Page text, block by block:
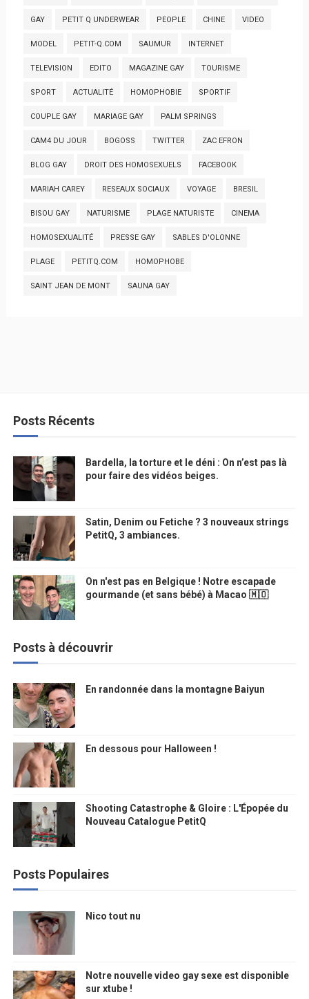
GAY PETIT Q UNDERWEAR PEOPLE CHINE VIDEO
MODEL PETIT-Q.COM SAUMUR INTERNET
TELEVISION EDITO MAGAZINE GAY TOURISME
SPORT ACTUALITÉ HOMOPHOBIE SPORTIF
COUPLE GAY MARIAGE GAY PALM SPRINGS
CAM4 DU JOUR BOGOSS TWITTER ZAC EFRON
BLOG GAY DROIT DES HOMOSEXUELS FACEBOOK
MARIAH CAREY RESEAUX SOCIAUX VOYAGE BRESIL
BISOU GAY NATURISME PLAGE NATURISTE CINEMA
HOMOSEXUALITÉ PRESSE GAY SABLES D'OLONNE
PLAGE PETITQ.COM HOMOPHOBE
SAINT JEAN DE MONT SAUNA GAY
Posts Récents
Bardella, la torture et le déni : On n’est pas là
pour faire des vidéos beiges.
Satin, Denim ou Fetiche ? 3 nouveaux strings
PetitQ, 3 ambiances.
On n'est pas en Belgique ! Notre escapade
gourmande (et sans bébé) à Macao 🇲🇴
Posts à découvrir
En randonnée dans la montagne Baiyun
En dessous pour Halloween !
Shooting Catastrophe & Gloire : L'Épopée du
Nouveau Catalogue PetitQ
Posts Populaires
Nico tout nu
Notre nouvelle video gay sexe est disponible
sur xtube !